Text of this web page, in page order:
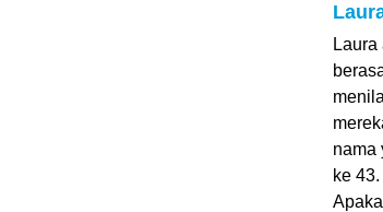
nama
ke